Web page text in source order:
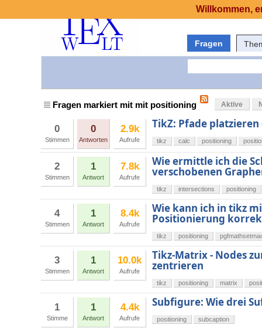
Fragen
Fragen markiert mit mit positioning Aktive
0
Stimmen
0
Antworten
2.9k
Aufrufe
TikZ: Pfade
tikz calc positioning
2
Stimmen
1
Antwort
7.8k
Aufrufe
Wie ermittle ich die
verschobenen
tikz intersections positioning
4
Stimmen
1
Antwort
8.4k
Aufrufe
Wie kann ich in tikz
Positionierung
tikz positioning
3
Stimmen
1
Antwort
10.0k
Aufrufe
Tikz-Matrix - Nodes
zentrieren
tikz positioning matrix
1
Stimme
1
Antwort
4.4k
Aufrufe
Subfigure: Wie drei
positioning subcaption
Willkommen,